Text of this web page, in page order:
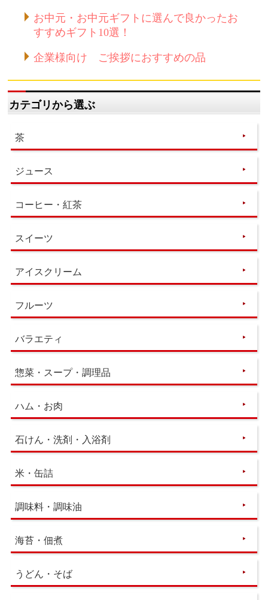
お中元・お中元ギフトに選んで良かったお
すすめギフト10選！
企業様向け ご挨拶におすすめの品
カテゴリから選ぶ
茶
ジュース
コーヒー・紅茶
スイーツ
アイスクリーム
フルーツ
バラエティ
惣菜・スープ・調理品
ハム・お肉
石けん・洗剤・入浴剤
米・缶詰
調味料・調味油
海苔・佃煮
うどん・そば